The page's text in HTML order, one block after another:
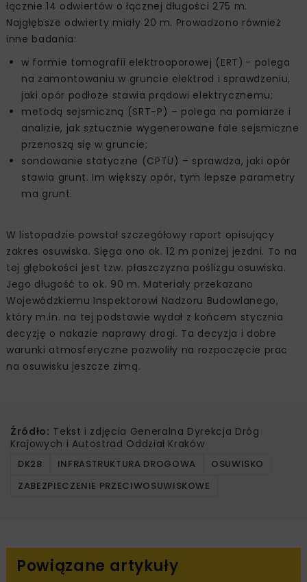
łącznie 14 odwiertów o łącznej długości 275 m.
Najgłębsze odwierty miały 20 m. Prowadzono również
inne badania:
w formie tomografii elektrooporowej (ERT) - polega
na zamontowaniu w gruncie elektrod i sprawdzeniu,
jaki opór podłoże stawia prądowi elektrycznemu;
metodą sejsmiczną (SRT-P) – polega na pomiarze i
analizie, jak sztucznie wygenerowane fale sejsmiczne
przenoszą się w gruncie;
sondowanie statyczne (CPTU) – sprawdza, jaki opór
stawia grunt. Im większy opór, tym lepsze parametry
ma grunt.
W listopadzie powstał szczegółowy raport opisujący
zakres osuwiska. Sięga ono ok. 12 m poniżej jezdni. To na
tej głębokości jest tzw. płaszczyzna poślizgu osuwiska.
Jego długość to ok. 90 m. Materiały przekazano
Wojewódzkiemu Inspektorowi Nadzoru Budowlanego,
który m.in. na tej podstawie wydał z końcem stycznia
decyzję o nakazie naprawy drogi. Ta decyzja i dobre
warunki atmosferyczne pozwoliły na rozpoczęcie prac
na osuwisku jeszcze zimą.
Źródło: Tekst i zdjęcia Generalna Dyrekcja Dróg
Krajowych i Autostrad Oddział Kraków
DK28 INFRASTRUKTURA DROGOWA
OSUWISKO
ZABEZPIECZENIE PRZECIWOSUWISKOWE
Powiązane artykuły